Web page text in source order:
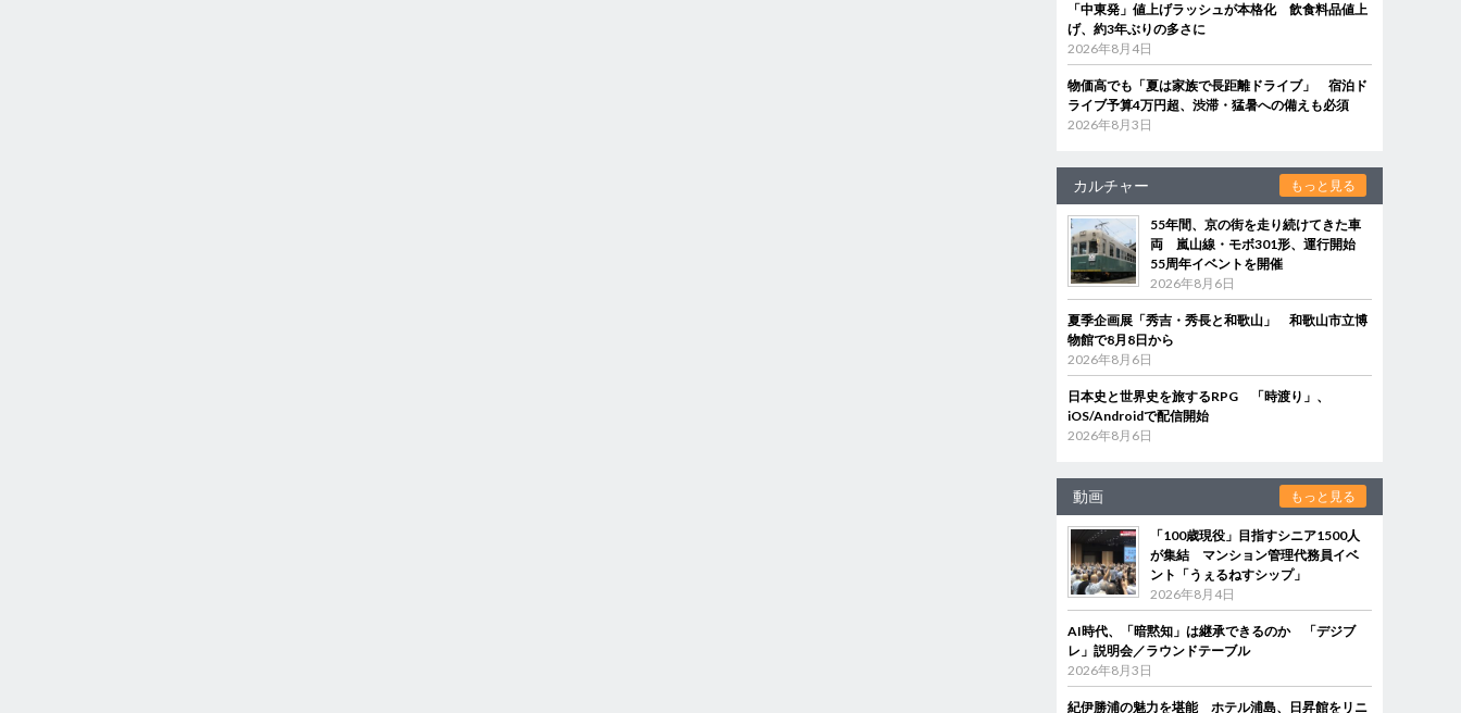
「中東発」値上げラッシュが本格化 飲食料品値上
げ、約3年ぶりの多さに
2026年8月4日
物価高でも「夏は家族で長距離ドライブ」 宿泊ド
ライブ予算4万円超、渋滞・猛暑への備えも必須
2026年8月3日
カルチャー もっと見る
55年間、京の街を走り続けてきた車
両 嵐山線・モボ301形、運行開始
55周年イベントを開催
2026年8月6日
夏季企画展「秀吉・秀長と和歌山」 和歌山市立博
物館で8月8日から
2026年8月6日
日本史と世界史を旅するRPG 「時渡り」、
iOS/Androidで配信開始
2026年8月6日
動画 もっと見る
「100歳現役」目指すシニア1500人
が集結 マンション管理代務員イベ
ント「うぇるねすシップ」
2026年8月4日
AI時代、「暗黙知」は継承できるのか 「デジブ
レ」説明会／ラウンドテーブル
2026年8月3日
紀伊勝浦の魅力を堪能 ホテル浦島、日昇館をリニ